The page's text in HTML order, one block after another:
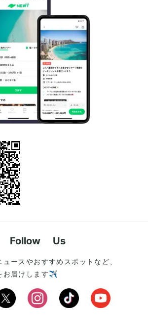
Follow Us
ースやおすすめスポットなど、
お届けします✈️